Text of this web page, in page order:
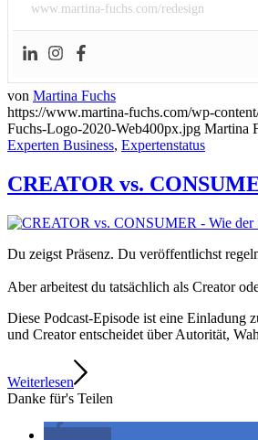
www.martina-fuchs.com/redesign
von Martina Fuchs
https://www.martina-fuchs.com/wp-
Fuchs-Logo-2020-Web400px.jpg Martina
Experten Business, Expertenstatus
CREATOR vs.
Du zeigst Präsenz. Du veröffentlichst
Aber arbeitest du tatsächlich als Creator
Diese Podcast-Episode ist eine
und Creator entscheidet über Autorität,
Weiterlesen
Danke für's Teilen